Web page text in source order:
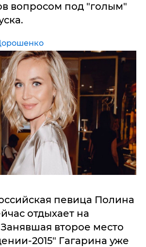
вопросом под "голым"
певица Полина
отдыхает на
второе место
2015" Гагарина уже